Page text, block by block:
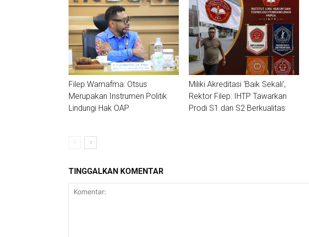
Filep Wamafma: Otsus
Merupakan Instrumen Politik
Lindungi Hak OAP
Miliki Akreditasi ‘Baik Sekali’,
Rektor Filep: IHTP Tawarkan
Prodi S1 dan S2 Berkualitas
TINGGALKAN KOMENTAR